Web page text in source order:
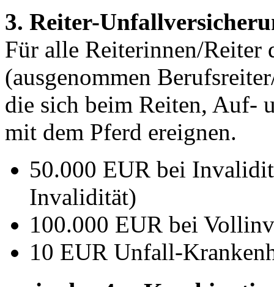
3. Reiter-
Für alle Reiterinnen/Reiter
(ausgenommen
die sich beim Reiten, Auf-
mit dem Pferd ereignen.
50.000 EUR bei
Invalidität)
100.000 EUR bei
10 EUR Unfall-